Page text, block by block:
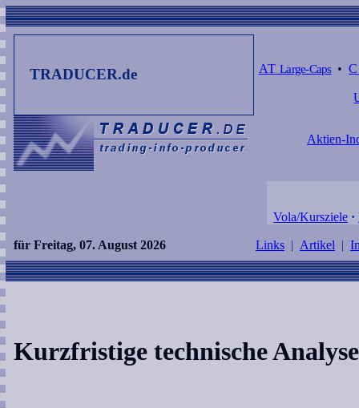
TRADUCER.de AT Large-Caps•
Aktien-
Vola/Kursziele ·
für Freitag, 07. August 2026 Links | Artikel |
Kurzfristige technische